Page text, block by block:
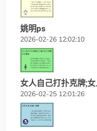
姚明ps
2026-02-26 12:02:10
女人自己打扑克牌;
2026-02-25 12:01:26